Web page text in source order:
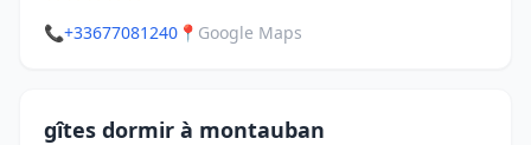
📞+33677081240 📍 Google Maps
gîtes dormir à montauban